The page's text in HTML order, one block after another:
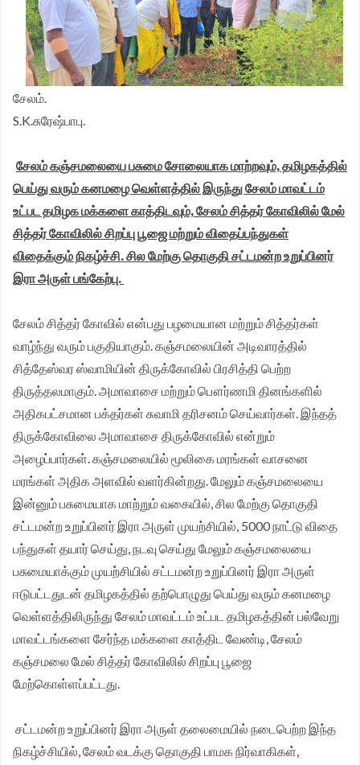
சேலம்.
S.K.சுரேஷ்பாபு.
சேலம் கஞ்சமலையை பசுமை சோலையாக மாற்றவும், தமிழகத்தில்
பெய்து வரும் கனமழை வெள்ளத்தில் இருந்து சேலம் மாவட்டம்
உட்பட தமிழக மக்களை காத்திடவும், சேலம் சித்தர் கோவிலில் மேல்
சித்தர் கோவிலில் சிறப்பு பூஜை மற்றும் விதைப்பந்துகள்
விதைக்கும் நிகழ்ச்சி. சில மேற்கு தொகுதி சட்டமன்ற உறுப்பினர்
இரா அருள் பங்கேற்பு.
சேலம் சித்தர் கோவில் என்பது பழமையான மற்றும் சித்தர்கள்
வாழ்ந்து வரும் பகுதியாகும். கஞ்சமலையின் அடிவாரத்தில்
சித்தேஸ்வர ஸ்வாமியின் திருக்கோவில் பிரசித்தி பெற்ற
திருத்தலமாகும். அமாவாசை மற்றும் பௌர்ணமி தினங்களில்
அதிகபட்சமான பக்தர்கள் சுவாமி தரிசனம் செய்வார்கள். இந்தத்
திருக்கோவிலை அமாவாசை திருக்கோவில் என்றும்
அழைப்பார்கள். கஞ்சமலையில் மூலிகை மரங்கள் வாசனை
மரங்கள் அதிக அளவில் வளர்கின்றது. மேலும் கஞ்சமலையை
இன்னும் பசுமையாக மாற்றும் வகையில், சில மேற்கு தொகுதி
சட்டமன்ற உறுப்பினர் இரா அருள் முயற்சியில், 5000 நாட்டு விதை
பந்துகள் தயார் செய்து, நடவு செய்து மேலும் கஞ்சமலையை
பசுமையாக்கும் முயற்சியில் சட்டமன்ற உறுப்பினர் இரா அருள்
ஈடுபட்டதுடன் தமிழகத்தில் தற்பொழுது பெய்து வரும் கனமழை
வெள்ளத்திலிருந்து சேலம் மாவட்டம் உட்பட தமிழகத்தின் பல்வேறு
மாவட்டங்களை சேர்ந்த மக்களை காத்திட வேண்டி, சேலம்
கஞ்சமலை மேல் சித்தர் கோவிலில் சிறப்பு பூஜை
மேற்கொள்ளப்பட்டது.
சட்டமன்ற உறுப்பினர் இரா அருள் தலைமையில் நடைபெற்ற இந்த
நிகழ்ச்சியில், சேலம் வடக்கு தொகுதி பாமக நிர்வாகிகள்,